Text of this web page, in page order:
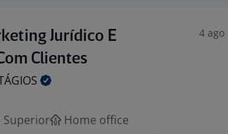
Jurídico E
Clientes
4 ago
Superior
Home office